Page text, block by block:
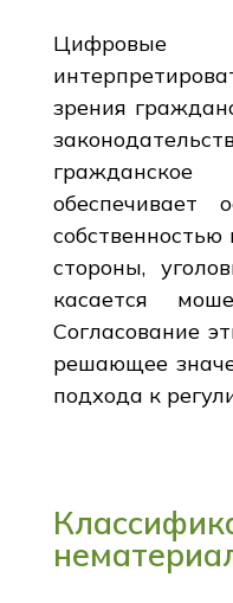
Цифровые
зрения
гражданское
обеспечивает
стороны,
касается
Согласование
решающее
подхода к